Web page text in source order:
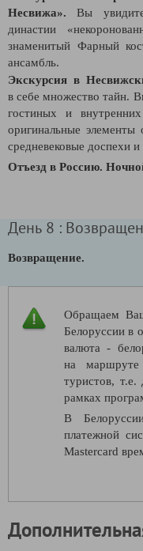
Несвижа».
Вы
династии
знаменитый Фарный
ансамбль.
Экскурсия в
в себе множество тайн.
гостиных и
оригинальные
средневековые доспехи
Отъезд в Россию.
День 8 :
Возвращение.
Обращаем
Белоруссии в
валюта -
на маршруте
туристов,
рамках
В
платежной
Mastercard